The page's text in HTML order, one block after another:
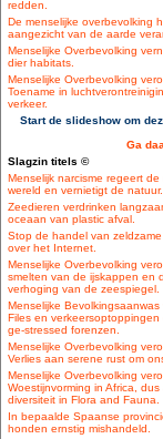
redden.
De menselijke overbevolking
aangezicht van de aarde
Menselijke Overbevolking
dier habitats.
Menselijke Overbevolking
Toename in
verkeer.
Start de slideshow om
Ga
Slagzin titels ©
Menselijk narcisme regeert de
wereld en vernietigt de natuur.
Zeedieren verdrinken
oceaan van plastic afval.
Stop de handel van
over het Internet.
Menselijke Overbevolking
smelten van de ijskappen en
verhoging van de zeespiegel.
Menselijke Bevolkingsaanwas
Files en verkeersoptoppingen
ge-stressed forenzen.
Menselijke Overbevolking
Verlies aan serene rust om
Menselijke Overbevolking
Woestijnvorming in Africa,
diversiteit in Flora and Fauna.
In bepaalde Spaanse
honden ernstig mishandeld.